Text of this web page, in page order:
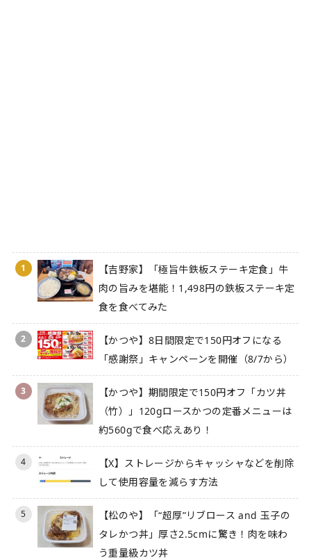
1
【吉野家】「極旨牛鉄板ステーキ定食」牛
肉の旨みを堪能！1,498円の鉄板ステーキ定
食を食べてみた
2
【かつや】8日間限定で150円オフになる
「感謝祭」キャンペーンを開催（8/7から）
3
【かつや】期間限定で150円オフ「カツ丼
（竹）」120gロースかつの定番メニューは
約560gで食べ応えあり！
4
【X】ストレージからキャッシャなどを削除
して使用容量を減らす方法
5
【松のや】「“超厚”リブロース and 玉子の
タレかつ丼」厚さ2.5cmに驚き！肉を味わ
う重量級カツ丼